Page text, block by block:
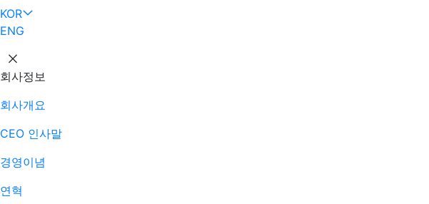
KOR
ENG
회사정보
회사개요
CEO 인사말
경영이념
연혁